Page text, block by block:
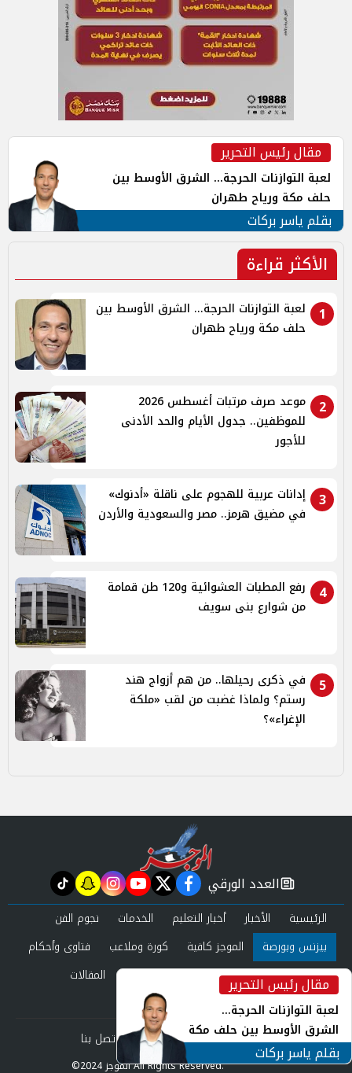
مقال رئيس التحرير
لعبة التوازنات الحرجة... الشرق الأوسط بين
حلف مكة ورياح طهران
بقلم ياسر بركات
الأكثر قراءة
1
لعبة التوازنات الحرجة... الشرق الأوسط بين
حلف مكة ورياح طهران
2
موعد صرف مرتبات أغسطس 2026
للموظفين.. جدول الأيام والحد الأدنى
للأجور
3
إدانات عربية للهجوم على ناقلة «أدنوك»
في مضيق هرمز.. مصر والسعودية والأردن
4
رفع المطبات العشوائية و120 طن قمامة
من شوارع بنى سويف
5
في ذكرى رحيلها.. من هم أزواج هند
رستم؟ ولماذا غضبت من لقب «ملكة
الإغراء»؟
مقال رئيس التحرير
لعبة التوازنات الحرجة...
الشرق الأوسط بين حلف مكة
ورياح طهران
بقلم ياسر بركات
newspaper
العدد الورقي facebook
twitter
youtube
instagram
snapchat
tiktok
الرئيسية الأخبار أخبار التعليم الخدمات
نجوم الفن
بيزنس وبورصة
الموجز كافية كورة وملاعب
فتاوى وأحكام
صحة وجمال
عرب وعالم حوادث ومحاكم
المقالات
العدد الورقي
من نحن
سياسة الخصوصية اتصل بنا
©2024 الموجز All Rights Reserved.